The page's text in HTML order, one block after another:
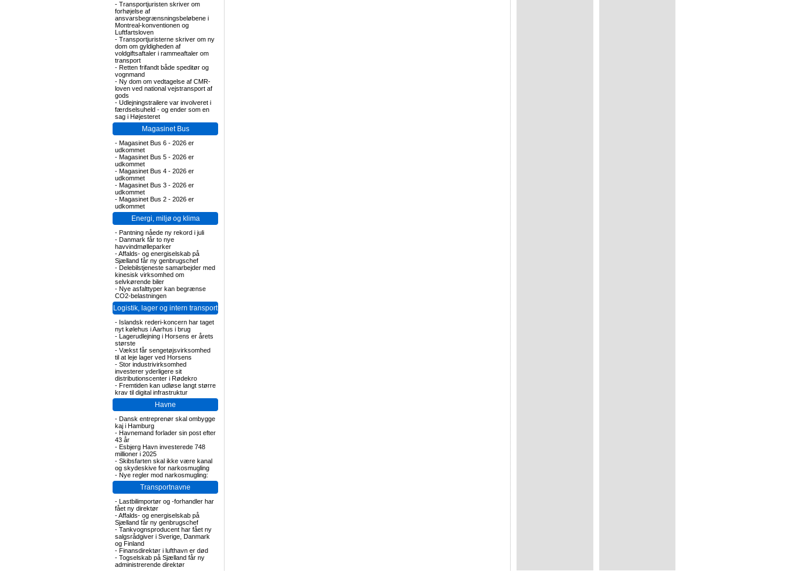
- Transportjuristen skriver om
forhøjelse af
ansvarsbegrænsningsbeløbene i
Montreal-konventionen og
Luftfartsloven
- Transportjuristerne skriver om ny
dom om gyldigheden af
voldgiftsaftaler i rammeaftaler om
transport
- Retten frifandt både speditør og
vognmand
- Ny dom om vedtagelse af CMR-
loven ved national vejstransport af
gods
- Udlejningstrailere var involveret i
færdselsuheld - og ender som en
sag i Højesteret
Magasinet Bus
- Magasinet Bus 6 - 2026 er
udkommet
- Magasinet Bus 5 - 2026 er
udkommet
- Magasinet Bus 4 - 2026 er
udkommet
- Magasinet Bus 3 - 2026 er
udkommet
- Magasinet Bus 2 - 2026 er
udkommet
Energi, miljø og klima
- Pantning nåede ny rekord i juli
- Danmark får to nye
havvindmølleparker
-Affalds- og energiselskab på
Sjælland får ny genbrugschef
- Delebilstjeneste samarbejder med
kinesisk virksomhed om
selvkørende biler
- Nye asfalttyper kan begrænse
CO2-belastningen
Logistik, lager og intern transport
- Islandsk rederi-koncern har taget
nyt kølehus i Aarhus i brug
- Lagerudlejning i Horsens er årets
største
- Vækst får sengetøjsvirksomhed
til at leje lager ved Horsens
- Stor industrivirksomhed
investerer yderligere sit
distributionscenter i Rødekro
- Fremtiden kan udløse langt større
krav til digital infrastruktur
Havne
- Dansk entreprenør skal ombygge
kaj i Hamburg
- Havnemand forlader sin post efter
43 år
- Esbjerg Havn investerede 748
millioner i 2025
- Skibsfarten skal ikke være kanal
og skydeskive for narkosmugling
- Nye regler mod narkosmugling:
Transportnavne
- Lastbilimportør og -forhandler har
fået ny direktør
-Affalds- og energiselskab på
Sjælland får ny genbrugschef
- Tankvognsproducent har fået ny
salgsrådgiver i Sverige, Danmark
og Finland
- Finansdirektør i lufthavn er død
- Togselskab på Sjælland får ny
administrerende direktør